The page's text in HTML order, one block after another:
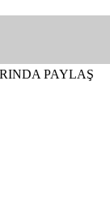
PAYLAŞ